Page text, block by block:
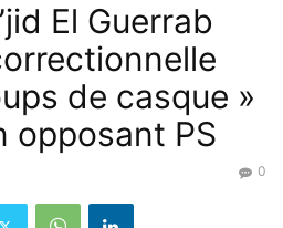
El Guerrab
de casque »
opposant PS
0